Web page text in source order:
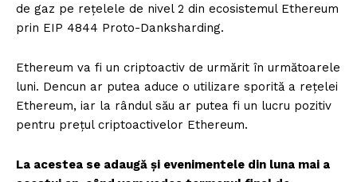
de gaz pe rețelele de nivel 2 din ecosistemul Ethereum
prin EIP 4844 Proto-Danksharding.
Ethereum va fi un criptoactiv de urmărit în următoarele
luni. Dencun ar putea aduce o utilizare sporită a rețelei
Ethereum, iar la rândul său ar putea fi un lucru pozitiv
pentru prețul criptoactivelor Ethereum.
La acestea se adaugă și evenimentele din luna mai a